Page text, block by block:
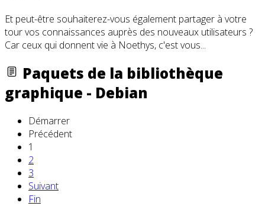
Et peut-être souhaiterez-vous également partager à votre
tour vos connaissances auprès des nouveaux utilisateurs ?
Car ceux qui donnent vie à Noethys, c'est vous...
Paquets de la bibliothèque
graphique - Debian
Démarrer
Précédent
1
2
3
Suivant
Fin